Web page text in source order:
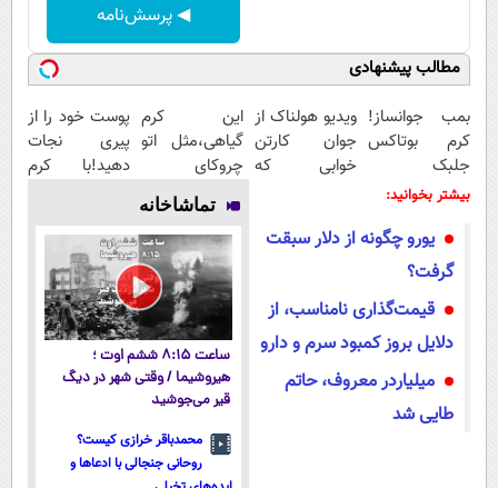
◀ پرسش‌نامه
مطالب پیشنهادی
بمب جوانساز!
کرم بوتاکس
جلبک
اسپیرولینا50%تخفیف
ویدیو هولناک از
جوان کارتن
خوابی که
این کرم
گیاهی،مثل اتو
چروکای
پوستتوصاف
میکنه!50%تخفیف
پوست خود را از
پیری نجات
دهید!با کرم
بیشتر بخوانید:
یورو چگونه از دلار سبقت
گرفت؟
قیمت‌گذاری نامناسب، از
دلایل بروز کمبود سرم و دارو
میلیاردر معروف، حاتم
طایی شد
تماشاخانه
ساعت ۸:۱۵ ششم اوت ؛
هیروشیما / وقتی شهر در دیگ
قیر می‌جوشید
محمدباقر خرازی کیست؟
روحانی جنجالی با ادعاها و